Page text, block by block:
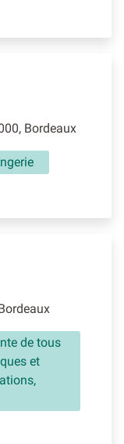
Bordeaux
de tous
et